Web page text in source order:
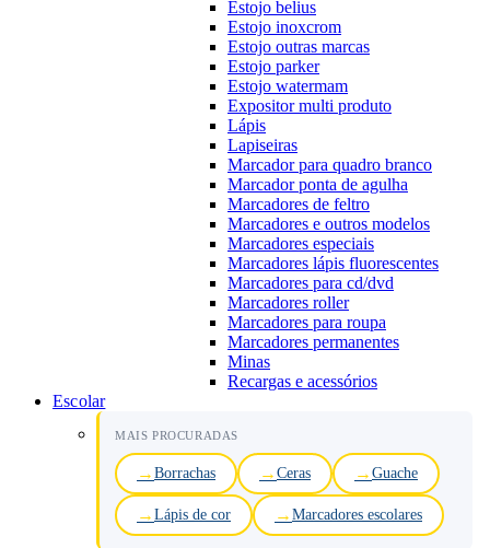
Estojo belius
Estojo inoxcrom
Estojo outras marcas
Estojo parker
Estojo watermam
Expositor multi produto
Lápis
Lapiseiras
Marcador para quadro branco
Marcador ponta de agulha
Marcadores de feltro
Marcadores e outros modelos
Marcadores especiais
Marcadores lápis fluorescentes
Marcadores para cd/dvd
Marcadores roller
Marcadores para roupa
Marcadores permanentes
Minas
Recargas e acessórios
Escolar
MAIS PROCURADAS
Borrachas Ceras Guache
Lápis de cor Marcadores escolares